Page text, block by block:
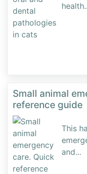
health
Small animal
reference guide
This
and...